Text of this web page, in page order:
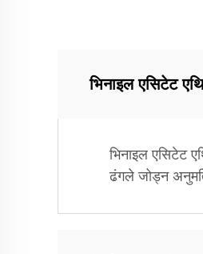
भिनाइल एसिटेट
भिनाइल एसिटेट
ढंगले जोड्न